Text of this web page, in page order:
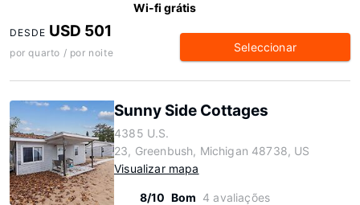
Wi-fi grátis
DESDE USD 501
por quarto / por noite Seleccionar
Sunny Side Cottages
4385 U.S.
23, Greenbush, Michigan 48738, US
Visualizar mapa
8/10 Bom 4 avaliações